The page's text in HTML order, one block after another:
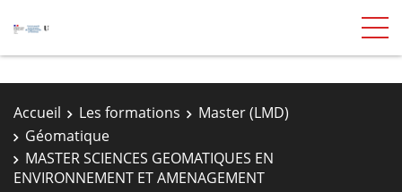
Accueil Les formations
Master (LMD)
Géomatique
MASTER SCIENCES GEOMATIQUES EN
ENVIRONNEMENT ET AMENAGEMENT